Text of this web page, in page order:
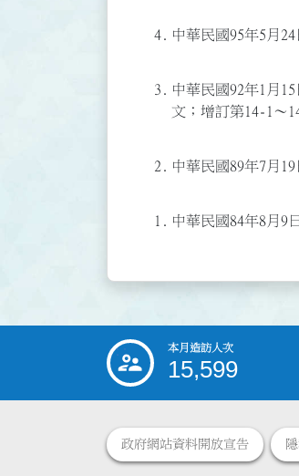
4. 中華民國95年5月
3.
中華民國92年1月
文；增訂第14-1～
2. 中華民國89年7月
1. 中華民國84年8月9
::: 本月造訪人次
15,599
政府網站資料開放宣告